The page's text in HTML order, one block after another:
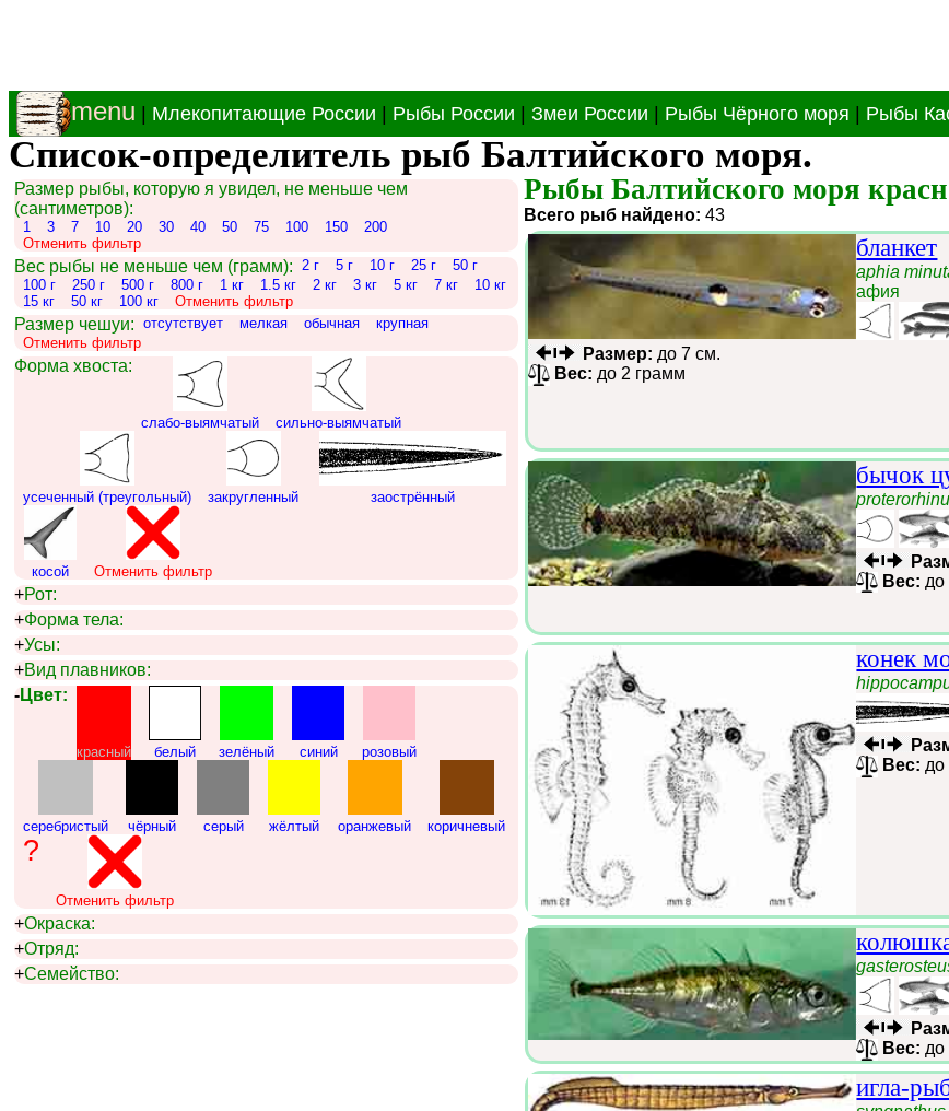
menu Млекопитающие России Рыбы России Змеи России Рыбы Чёрного моря Рыбы
Список-определитель рыб Балтийского моря.
Размер рыбы, которую я увидел, не меньше чем
(сантиметров):
1 3 7 10 20 30 40 50 75 100 150
200
Отменить фильтр
Вес рыбы не меньше чем (грамм): 2 г 5 г 10 г 25 г
50 г
100 г
250 г 500 г 800 г 1 кг 1.5 кг 2 кг 3 кг 5 кг 7 кг
10 кг
15 кг
50 кг 100 кг Отменить фильтр
Размер чешуи: отсутствует мелкая обычная
крупная
Отменить фильтр
Форма хвоста:
слабо-выямчатый сильно-выямчатый
усеченный (треугольный) закругленный заострённый
косой Отменить фильтр
+Рот:
+Форма тела:
+Усы:
+Вид плавников:
-Цвет:
красный белый зелёный синий розовый
серебристый чёрный серый жёлтый оранжевый коричневый
?
Отменить фильтр
+Окраска:
+Отряд:
+Семейство:
Рыбы Балтийского моря
Всего рыб найдено: 43
бланкет
aphia
афия
Размер: до 7 см.
Вес: до 2 грамм
бычок
Вес: до
конек
Вес: до
Вес: до
игла-